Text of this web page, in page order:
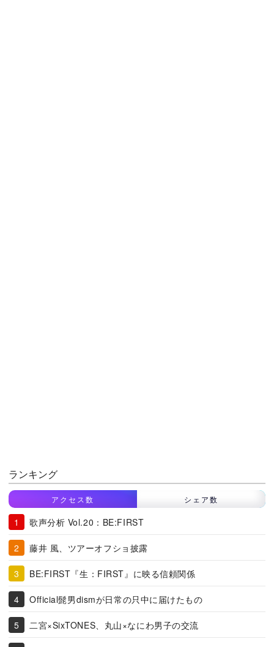
ランキング
アクセス数 シェア数
歌声分析 Vol.20：BE:FIRST
藤井 風、ツアーオフショ披露
BE:FIRST『生：FIRST』に映る信頼関係
Official髭男dismが日常の只中に届けたもの
二宮×SixTONES、丸山×なにわ男子の交流